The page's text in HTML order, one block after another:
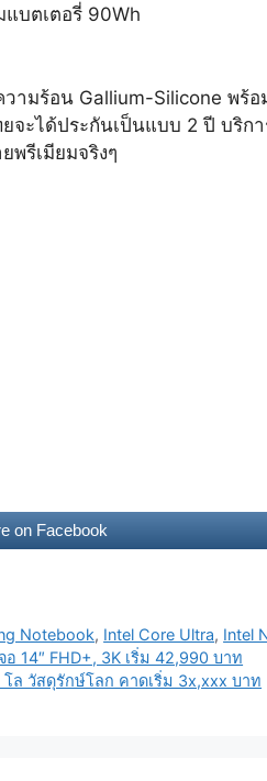
แบตเตอรี่ 90Wh
ามร้อน Gallium-Silicone พร้
ะได้ประกันเป็นแบบ 2 ปี บริก
พรีเมียมจริงๆ
on Facebook
Notebook, Intel Core Ultra, Intel
อ 14″ FHD+, 3K เริ่ม 42,990 บาท
โล วัสดุรักษ์โลก คาดเริ่ม 3x,xxx บาท